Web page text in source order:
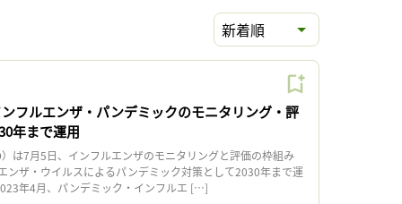
新着順
フルエンザ・パンデミックのモニタリング・評
年まで運用
は7月5日、インフルエンザのモニタリングと評価の枠組み
ンザ・ウイルスによるパンデミック対策として2030年まで運
年4月、パンデミック・インフルエ […]